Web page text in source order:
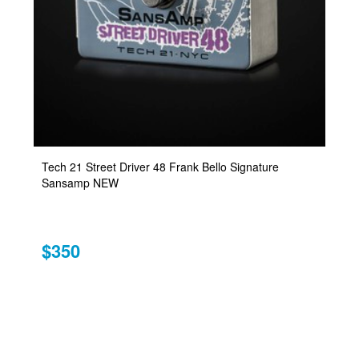
Tech 21 Street Driver 48 Frank Bello Signature
Sansamp NEW
$350